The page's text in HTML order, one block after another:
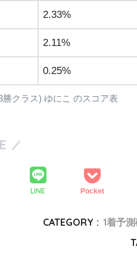
2.33%
2.11%
0.25%
クラス) ゆにこ のスコア表
LINE Pocket
CATEGORY : 1着予